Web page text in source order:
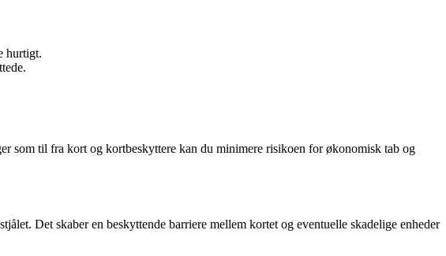
hurtigt.
som til fra kort og kortbeskyttere kan du minimere risikoen for økonomisk tab og
Det skaber en beskyttende barriere mellem kortet og eventuelle skadelige enheder